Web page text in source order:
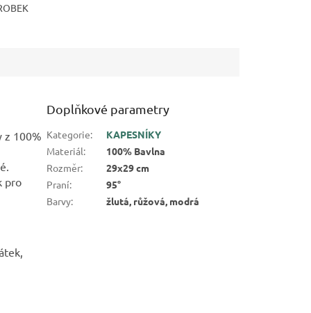
z 100%
pro
Doplňkové parametry
Kategorie:
KAPESNÍKY
Materiál:
100% Bavlna
Rozměr:
29x29 cm
Praní:
95°
Barvy: žlutá, růžová, modrá